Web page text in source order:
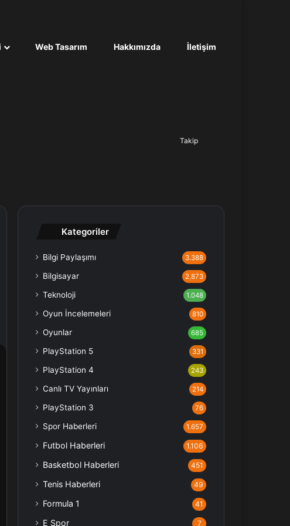
Web Tasarım Hakkımızda İletişim
Takip
Kategoriler
Bilgi Paylaşımı 3.388
Bilgisayar 2.873
Teknoloji 1.048
Oyun İncelemeleri 810
Oyunlar 685
PlayStation 5 331
PlayStation 4 243
Canlı TV Yayınları 214
PlayStation 3 76
Spor Haberleri 1.657
Futbol Haberleri 1.106
Basketbol Haberleri 451
Tenis Haberleri 49
Formula 1 41
E Spor 7